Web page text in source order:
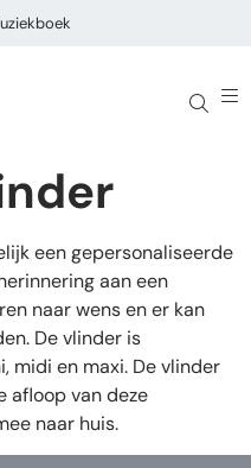
een gepersonaliseerde
aan een
naar wens en er kan
De vlinder is
midi en maxi. De vlinder
afloop van deze
naar huis.